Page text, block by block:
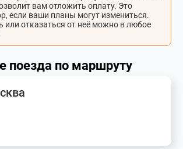
вам отложить оплату. Это
если ваши планы могут измениться.
или отказаться от неё можно в любое
поезда по маршруту